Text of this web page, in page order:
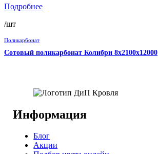
Подробнее
/шт
Поликарбонат
Сотовый поликарбонат Колибри 8х2100х12000
Информация
Блог
Акции